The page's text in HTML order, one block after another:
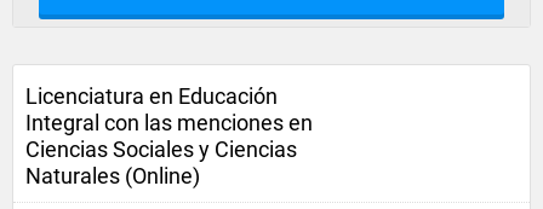
Licenciatura en Educación
Integral con las menciones en
Ciencias Sociales y Ciencias
Naturales (Online)